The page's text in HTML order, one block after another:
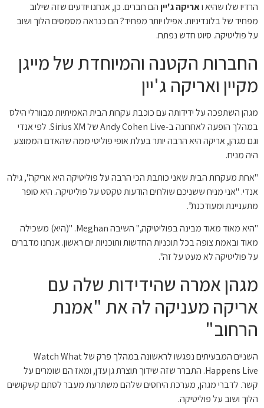
הרדיו שלו שהיא ואריקה ג'ייןהם חברים. כן, אנחנו יודעים שזה שילוב
מפחיד של בלונדיניות. אפילו יותר מפחיד? הם כנראה מסמסים הלוך ושוב
על פוליטיקה. סיוט חדש נפתח.
החברות הקטנה והמיוחדת של מייגן
מקיין ואריקה ג'יין
מגהן השתפכה על ידידותה עם כוכבת עקרות הבית האמיתיות מבוורלי הילס
במהלך הופעה לאחרונה ב-Andy Cohen Live של Sirius XM. לפי אנדי
וגם מגהן, אריקה היא הרבה יותר בעלת אופי פוליטי ממה שהאדם הממוצע
היה מניח.
"אחת מעקרות הבית שאני כותבת הכי הרבה על פוליטיקה היא אריקה", גילה
אנדי. "אני מניח ששניכם שולחים הודעות טקסט על פוליטיקה. היא סופר
מתעניינת ומעודכנת”.
"היא מאוד מאוד מבינה בפוליטיקה," השיבה Meghan. "(היא) משכילה
מאוד ובאמת צופה בכל תוכניות החדשות ותוכניות יום ראשון. אנחנו מדברים
על פוליטיקה לא מעט על זה".
מגהן אמרה שהידידות שלה עם
אריקה מעניקה לה את "אמנת
הרחוב"
השניים המבעיתים נפגשו לראשונה במהלך פרק של Watch What
Happens Live. התברר שזה שידוך תוצרת גן עדן, ומאז הם שומרים על
קשר. לדברי מגהן, מערכת היחסים שלהם משתרעת מעבר לסתם קשקושים
הלוך ושוב על פוליטיקה.